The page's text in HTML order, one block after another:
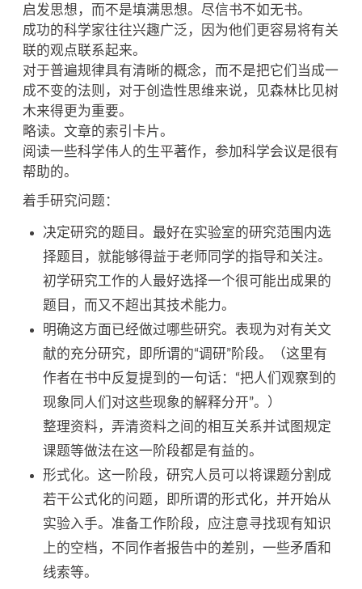
启发思想，而不是填满思想。尽信书不如无书。
成功的科学家往往兴趣广泛，因为他们更容易将有关
联的观点联系起来。
对于普遍规律具有清晰的概念，而不是把它们当成一
成不变的法则，对于创造性思维来说，见森林比见树
木来得更为重要。
略读。文章的索引卡片。
阅读一些科学伟人的生平著作，参加科学会议是很有
帮助的。
着手研究问题：
决定研究的题目。最好在实验室的研究范围内选
择题目，就能够得益于老师同学的指导和关注。
初学研究工作的人最好选择一个很可能出成果的
题目，而又不超出其技术能力。
明确这方面已经做过哪些研究。表现为对有关文
献的充分研究，即所谓的“调研”阶段。（这里有
作者在书中反复提到的一句话：“把人们观察到的
现象同人们对这些现象的解释分开”。）
整理资料，弄清资料之间的相互关系并试图规定
课题等做法在这一阶段都是有益的。
形式化。这一阶段，研究人员可以将课题分割成
若干公式化的问题，即所谓的形式化，并开始从
实验入手。准备工作阶段，应注意寻找现有知识
上的空档，不同作者报告中的差别，一些矛盾和
线索等。